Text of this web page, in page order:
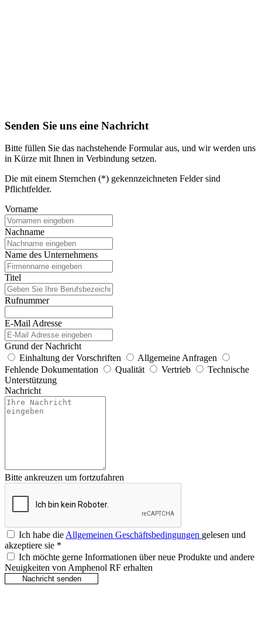
Senden Sie uns eine Nachricht
Bitte füllen Sie das nachstehende Formular aus, und wir werden uns
in Kürze mit Ihnen in Verbindung setzen.
Die mit einem Sternchen (*) gekennzeichneten Felder sind
Pflichtfelder.
Vorname
Nachname
Name des Unternehmens
Titel
Rufnummer
E-Mail Adresse
Grund der Nachricht
Einhaltung der Vorschriften
Allgemeine Anfragen
Fehlende Dokumentation
Qualität Vertrieb
Technische
Unterstützung
Nachricht
Bitte ankreuzen um fortzufahren
Ich habe dieAllgemeinen Geschäftsbedingungen gelesen und
akzeptiere sie *
Ich möchte gerne Informationen über neue Produkte und andere
Neuigkeiten von Amphenol RF erhalten